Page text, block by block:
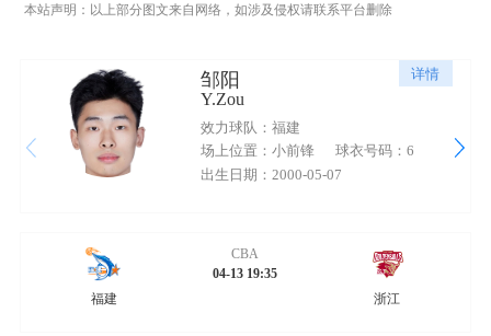
本站声明：以上部分图文来自网络，如涉及侵权请联系平台删除
详情
邹阳
Y.Zou
效力球队：福建
场上位置：小前锋
球衣号码：6
出生日期：2000-05-07
福建
CBA
04-13 19:35
浙江